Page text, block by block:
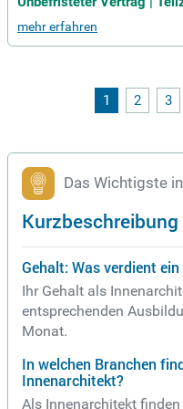
Hochbau. Die
tionen zwischen EG 10
e eine spannende
hnung. Sie sollten ein
Architektur oder
mehr erfahren
1 2 3
Das Wichtigste
Gehalt: Was verdient
Ihr Gehalt als
entsprechenden
Monat.
In welchen Branchen
Innenarchitekt?
Als Innenarchitekt